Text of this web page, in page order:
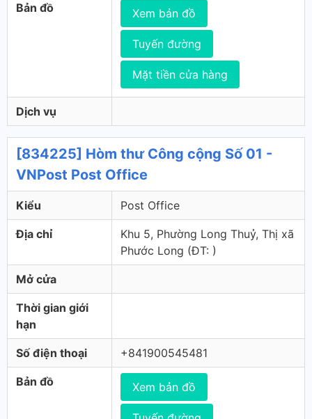
Bản đồ Xem bản đồ
Tuyến đường
Mặt tiền cửa hàng
Dịch vụ
[834225] Hòm thư Công cộng Số 01 -
VNPost Post Office
Kiểu Post Office
Địa chỉ
Khu 5, Phường Long Thuỷ, Thị xã
Phước Long (ÐT: )
Mở cửa
Thời gian giới
hạn
Số điện thoại +841900545481
Bản đồ Xem bản đồ